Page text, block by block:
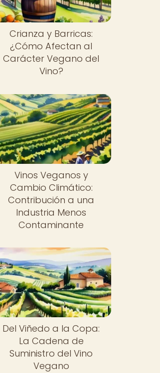
Crianza y Barricas:
¿Cómo Afectan al
Carácter Vegano del
Vino?
Vinos Veganos y
Cambio Climático:
Contribución a una
Industria Menos
Contaminante
Del Viñedo a la Copa:
La Cadena de
Suministro del Vino
Vegano